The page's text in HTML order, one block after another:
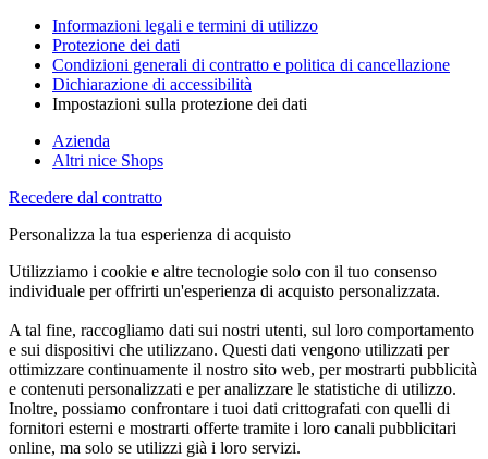
Informazioni legali e termini di utilizzo
Protezione dei dati
Condizioni generali di contratto e politica di cancellazione
Dichiarazione di accessibilità
Impostazioni sulla protezione dei dati
Azienda
Altri nice Shops
Recedere dal contratto
Personalizza la tua esperienza di acquisto
Utilizziamo i cookie e altre tecnologie solo con il tuo consenso
individuale per offrirti un'esperienza di acquisto personalizzata.
A tal fine, raccogliamo dati sui nostri utenti, sul loro comportamento
e sui dispositivi che utilizzano. Questi dati vengono utilizzati per
ottimizzare continuamente il nostro sito web, per mostrarti pubblicità
e contenuti personalizzati e per analizzare le statistiche di utilizzo.
Inoltre, possiamo confrontare i tuoi dati crittografati con quelli di
fornitori esterni e mostrarti offerte tramite i loro canali pubblicitari
online, ma solo se utilizzi già i loro servizi.